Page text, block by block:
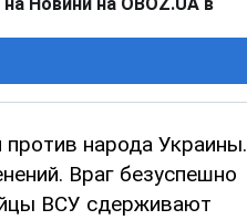
народа Украины.
Враг безуспешно
ВСУ сдерживают